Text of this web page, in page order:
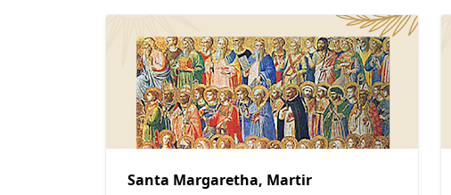
Santa Margaretha, Martir